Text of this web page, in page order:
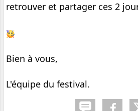
retrouver et partager ces 2
Bien à vous,
L'équipe du festival.